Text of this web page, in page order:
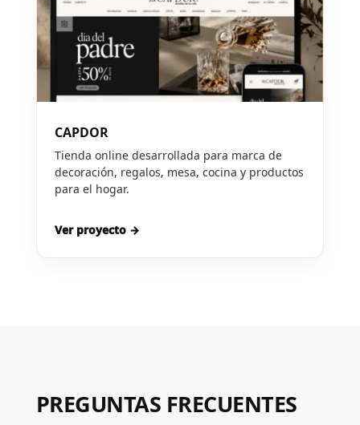
CAPDOR
Tienda online desarrollada para marca de
decoración, regalos, mesa, cocina y productos
para el hogar.
Ver proyecto →
PREGUNTAS FRECUENTES